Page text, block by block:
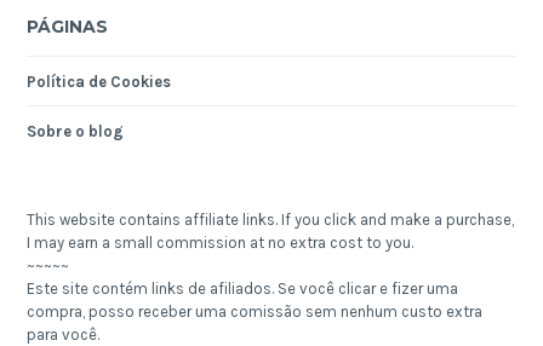
PÁGINAS
Política de Cookies
Sobre o blog
This website contains affiliate links. If you click and make a purchase,
I may earn a small commission at no extra cost to you.
~~~~~
Este site contém links de afiliados. Se você clicar e fizer uma
compra, posso receber uma comissão sem nenhum custo extra
para você.